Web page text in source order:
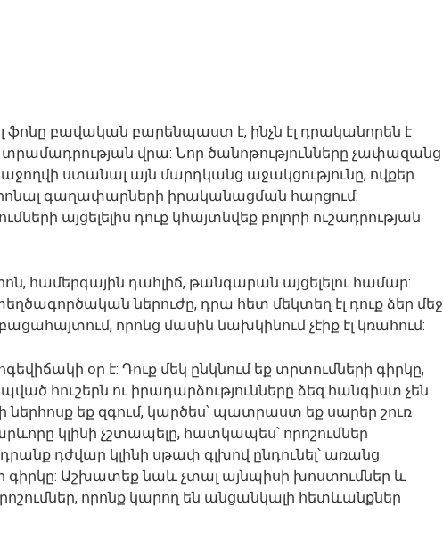
ֆոնը բավական բարենպաստ է, ինչն էլ դրականորեն է
վրա: Նոր ծանոթությունները չափազանց
ստանալ այն մարդկանց աջակցությունը, ովքեր
գաղափարների իրականացման հարցում:
այցելելիս դուք կհայտնվեք բոլորի ուշադրության
համերգային դահլիճ, թանգարան այցելելու համար:
ներուժը, դրա հետ մեկտեղ էլ դուք ձեր մեջ
որոնց մասին նախկինում չէիք էլ կռահում:
օր է: Դուք մեկ ընկնում եք տրտումների գիրկը,
հուշերն ու իրադարձությունները ձեզ հանգիստ չեն
ներհոսք եք զգում, կարծես՝ պատրաստ եք սարեր շուռ
կլինի չշտապելը, հատկապես՝ որոշումներ
դրանք դժվար կլինի սթափ գլխով ընդունել՝ առանց
գիրկը: Աշխատեք նաև չտալ այնպիսի խոստումներ և
որոնք կարող են անցանկալի հետևանքներ